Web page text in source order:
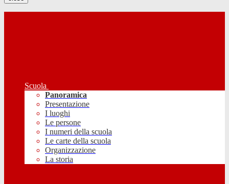
Scuola
Panoramica
Presentazione
I luoghi
Le persone
I numeri della scuola
Le carte della scuola
Organizzazione
La storia